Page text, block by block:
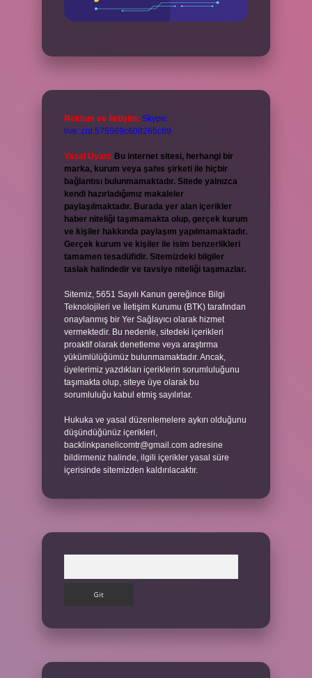
Reklam ve İletişim: Skype:
live:.cid.575569c608265c69
Yasal Uyarı: Bu internet sitesi, herhangi bir
marka, kurum veya şahıs şirketi ile hiçbir
bağlantısı bulunmamaktadır. Sitede yalnızca
kendi hazırladığımız makaleler
paylaşılmaktadır. Burada yer alan içerikler
haber niteliği taşımamakta olup, gerçek kurum
ve kişiler hakkında paylaşım yapılmamaktadır.
Gerçek kurum ve kişiler ile isim benzerlikleri
tamamen tesadüfidir. Sitemizdeki bilgiler
taslak halindedir ve tavsiye niteliği taşımazlar.
Sitemiz, 5651 Sayılı Kanun gereğince Bilgi
Teknolojileri ve İletişim Kurumu (BTK) tarafından
onaylanmış bir Yer Sağlayıcı olarak hizmet
vermektedir. Bu nedenle, sitedeki içerikleri
proaktif olarak denetleme veya araştırma
yükümlülüğümüz bulunmamaktadır. Ancak,
üyelerimiz yazdıkları içeriklerin sorumluluğunu
taşımakta olup, siteye üye olarak bu
sorumluluğu kabul etmiş sayılırlar.
Hukuka ve yasal düzenlemelere aykırı olduğunu
düşündüğünüz içerikleri,
backlinkpanelicomtr@gmail.com adresine
bildirmeniz halinde, ilgili içerikler yasal süre
içerisinde sitemizden kaldırılacaktır.